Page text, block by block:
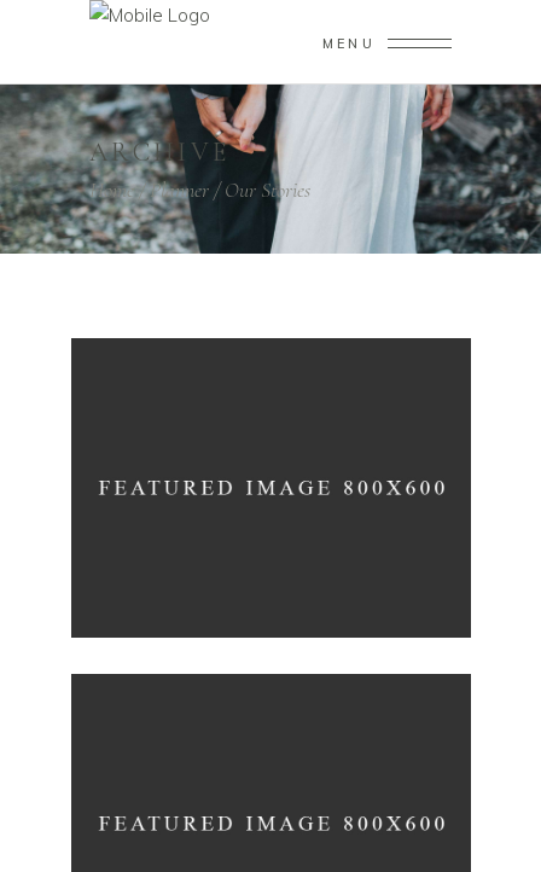
MENU
ARCHIVE
Home/Planner/Our Stories